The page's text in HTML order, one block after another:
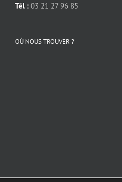
Tél : 03 21 27 96 85
OÙ NOUS TROUVER ?